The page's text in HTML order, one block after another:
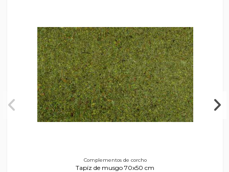
Complementos de corcho
Tapíz de musgo 70x50 cm